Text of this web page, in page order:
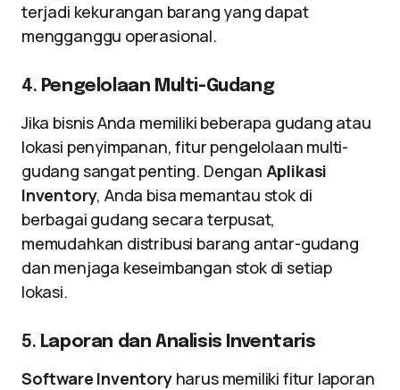
terjadi kekurangan barang yang dapat
mengganggu operasional.
4. Pengelolaan Multi-Gudang
Jika bisnis Anda memiliki beberapa gudang atau
lokasi penyimpanan, fitur pengelolaan multi-
gudang sangat penting. Dengan Aplikasi
Inventory, Anda bisa memantau stok di
berbagai gudang secara terpusat,
memudahkan distribusi barang antar-gudang
dan menjaga keseimbangan stok di setiap
lokasi.
5. Laporan dan Analisis Inventaris
Software Inventoryharus memiliki fitur laporan